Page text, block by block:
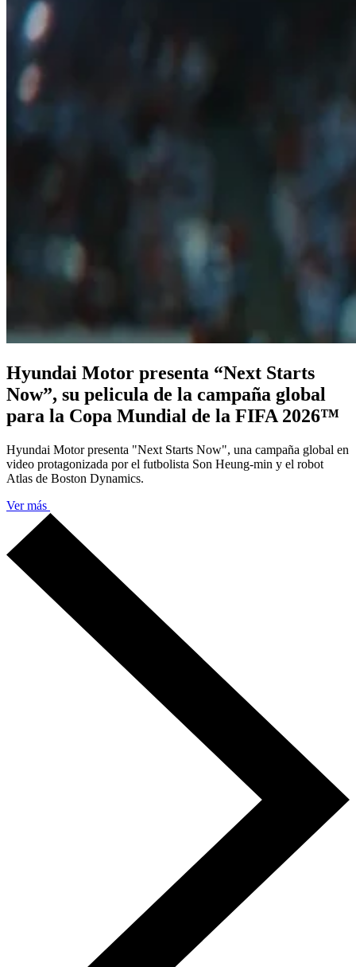
Hyundai Motor presenta “Next Starts
Now”, su pelicula de la campaña global
para la Copa Mundial de la FIFA 2026™
Hyundai Motor presenta "Next Starts Now", una campaña global en
video protagonizada por el futbolista Son Heung-min y el robot
Atlas de Boston Dynamics.
Ver más